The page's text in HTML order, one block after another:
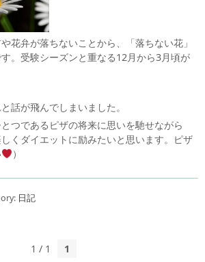
花弁が落ちないことから、「落ちない花」
。受験シーズンと重なる12月から3月頃が
話が飛んでしまいました。
つであるピザの将来に思いを馳せながら
くダイエットに励みたいと思います。ピザ
）
日記
1 / 1 1